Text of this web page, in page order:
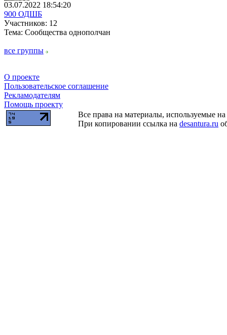
03.07.2022 18:54:20
900 ОДШБ
Участников: 12
Тема: Сообщества однополчан
все группы
О проекте
Пользовательское соглашение
Рекламодателям
Помощь проекту
Все права на материалы, используемые
При копировании ссылка на desantura.ru